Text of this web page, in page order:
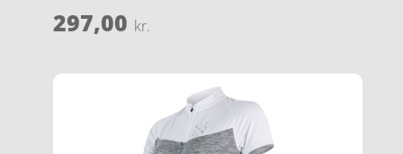
297,00 kr.